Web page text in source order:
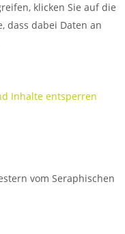
klicken Sie auf die
dass dabei Daten an
Inhalte entsperren
vom Seraphischen